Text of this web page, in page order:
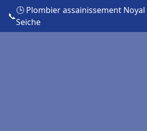
📞
🕒 Plombier assainissement
Seiche